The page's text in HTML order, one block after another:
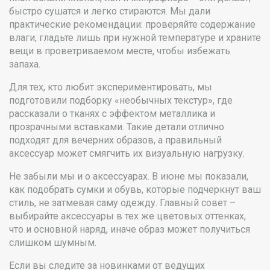
быстро сушатся и легко стираются. Мы дали
практические рекомендации: проверяйте содержание
влаги, гладьте лишь при нужной температуре и храните
вещи в проветриваемом месте, чтобы избежать
запаха.
Для тех, кто любит экспериментировать, мы
подготовили подборку «необычных текстур», где
рассказали о тканях с эффектом металлика и
прозрачными вставками. Такие детали отлично
подходят для вечерних образов, а правильный
аксессуар может смягчить их визуальную нагрузку.
Не забыли мы и о аксессуарах. В июне мы показали,
как подобрать сумки и обувь, которые подчеркнут ваш
стиль, не затмевая саму одежду. Главный совет –
выбирайте аксессуары в тех же цветовых оттенках,
что и основной наряд, иначе образ может получиться
слишком шумным.
Если вы следите за новинками от ведущих